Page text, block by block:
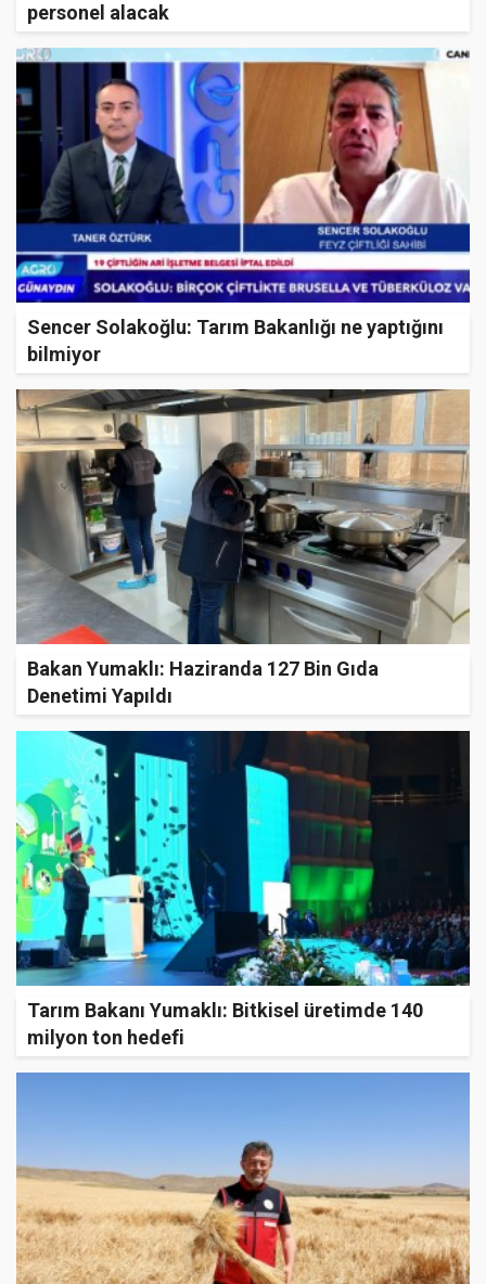
personel alacak
Sencer Solakoğlu: Tarım Bakanlığı ne yaptığını
bilmiyor
Bakan Yumaklı: Haziranda 127 Bin Gıda
Denetimi Yapıldı
Tarım Bakanı Yumaklı: Bitkisel üretimde 140
milyon ton hedefi